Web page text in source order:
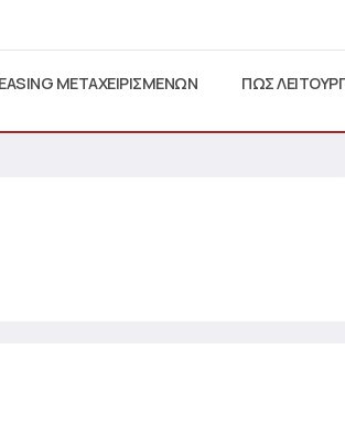
ΜΕΤΑΧΕΙΡΙΣΜΕΝΩΝ ΠΩΣ